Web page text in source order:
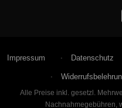
Impressum Datenschutz
Alle Preise inkl. gesetzl.
Nachnahmegebühren,